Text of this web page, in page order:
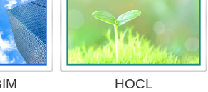
HOCL